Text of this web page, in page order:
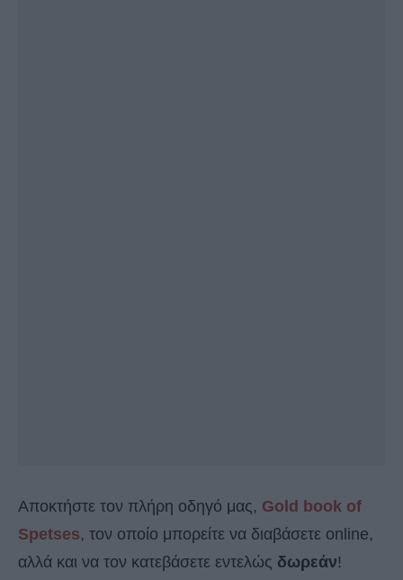
Αποκτήστε τον πλήρη οδηγό μας, Gold book of
Spetses, τον οποίο μπορείτε να διαβάσετε online,
αλλά και να τον κατεβάσετε εντελώς δωρεάν!